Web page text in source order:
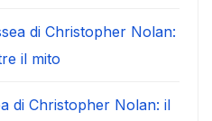
di Christopher Nolan:
il mito
di Christopher Nolan: il